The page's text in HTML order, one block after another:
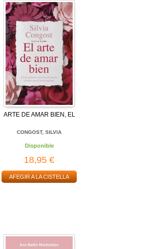
ARTE DE AMAR BIEN, EL
CONGOST, SILVIA
Disponible
18,95 €
AFEGIR A LA CISTELLA